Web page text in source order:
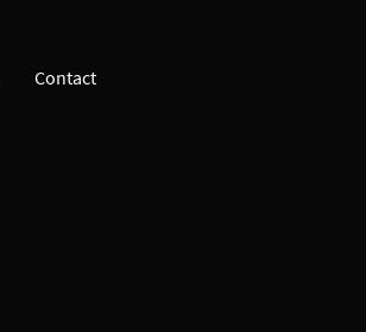
Contact